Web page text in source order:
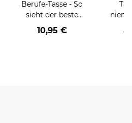
Berufe-Tasse - So
sieht der beste
BERUF aus -
verschiedene Berufe
10,95 €